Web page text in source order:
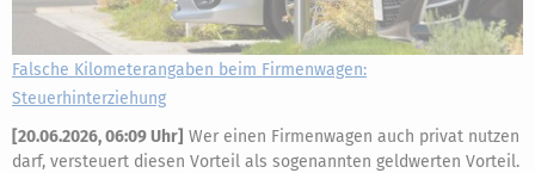
Falsche Kilometerangaben beim Firmenwagen:
Steuerhinterziehung
[20.06.2026, 06:09 Uhr] Wer einen Firmenwagen auch privat nutzen
darf, versteuert diesen Vorteil als sogenannten geldwerten Vorteil.